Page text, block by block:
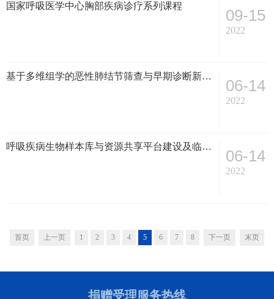
国家呼吸医学中心胸部疾病诊疗系列课程
09-15
2022
基于多维组学的恶性肺结节筛查与早期诊断新标志物筛选及临床应用研究
06-14
2022
呼吸疾病生物样本库与资源共享平台建设及临床应用转化
06-14
2022
首页 上一页 1 2 3 4 5 6 7 8 下一页 末页
捐赠受理服务热线